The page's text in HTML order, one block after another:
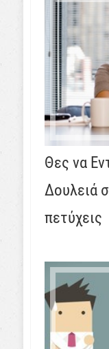
Θες να
Δουλειά
πετύχεις